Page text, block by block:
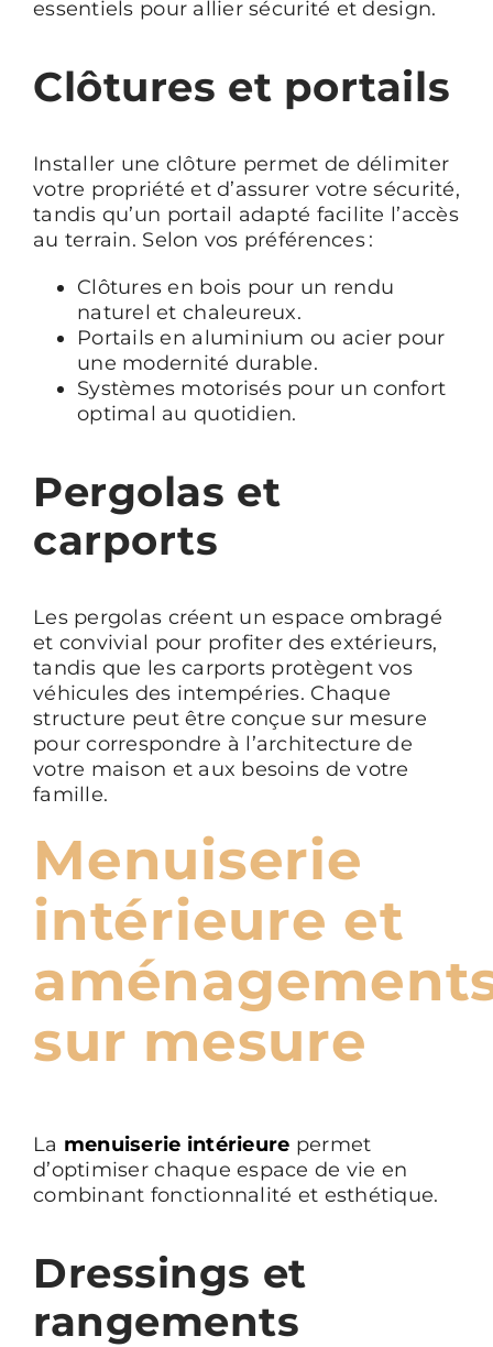
essentiels pour allier sécurité et design.
Clôtures et portails
Installer une clôture permet de délimiter
votre propriété et d’assurer votre sécurité,
tandis qu’un portail adapté facilite l’accès
au terrain. Selon vos préférences :
Clôtures en bois pour un rendu
naturel et chaleureux.
Portails en aluminium ou acier pour
une modernité durable.
Systèmes motorisés pour un confort
optimal au quotidien.
Pergolas et
carports
Les pergolas créent un espace ombragé
et convivial pour profiter des extérieurs,
tandis que les carports protègent vos
véhicules des intempéries. Chaque
structure peut être conçue sur mesure
pour correspondre à l’architecture de
votre maison et aux besoins de votre
famille.
Menuiserie
intérieure et
sur mesure
La menuiserie intérieure permet
d’optimiser chaque espace de vie en
combinant fonctionnalité et esthétique.
Dressings et
rangements